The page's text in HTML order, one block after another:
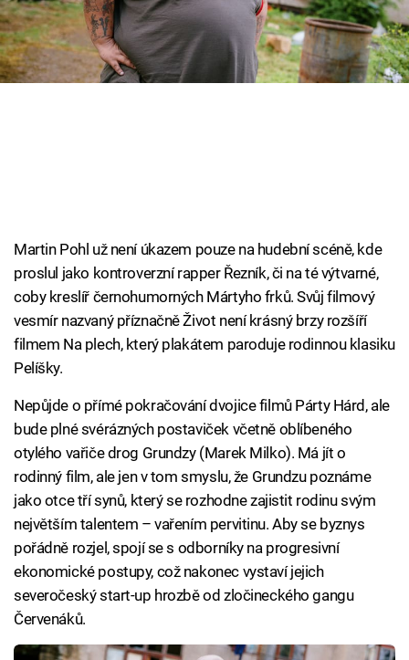
Cool Esport
Pořady
Sledujte nás
Martin Pohl už není úkazem pouze na hudební scéně, kde
proslul jako kontroverzní rapper Řezník, či na té výtvarné,
coby kreslíř černohumorných Mártyho frků. Svůj filmový
vesmír nazvaný příznačně Život není krásný brzy rozšíří
filmem Na plech, který plakátem paroduje rodinnou klasiku
Pelíšky.
Nepůjde o přímé pokračování dvojice filmů Párty Hárd, ale
bude plné svérázných postaviček včetně oblíbeného
otylého vařiče drog Grundzy (Marek Milko). Má jít o
rodinný film, ale jen v tom smyslu, že Grundzu poznáme
jako otce tří synů, který se rozhodne zajistit rodinu svým
největším talentem – vařením pervitinu. Aby se byznys
pořádně rozjel, spojí se s odborníky na progresivní
ekonomické postupy, což nakonec vystaví jejich
severočeský start-up hrozbě od zločineckého gangu
Červenáků.